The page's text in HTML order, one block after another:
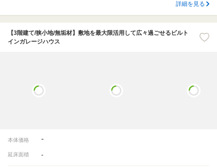
詳細を見る
【3階建て/狭小地/無垢材】敷地を最大限活用して広々過ごせるビルト
インガレージハウス
本体価格 -
延床面積 -